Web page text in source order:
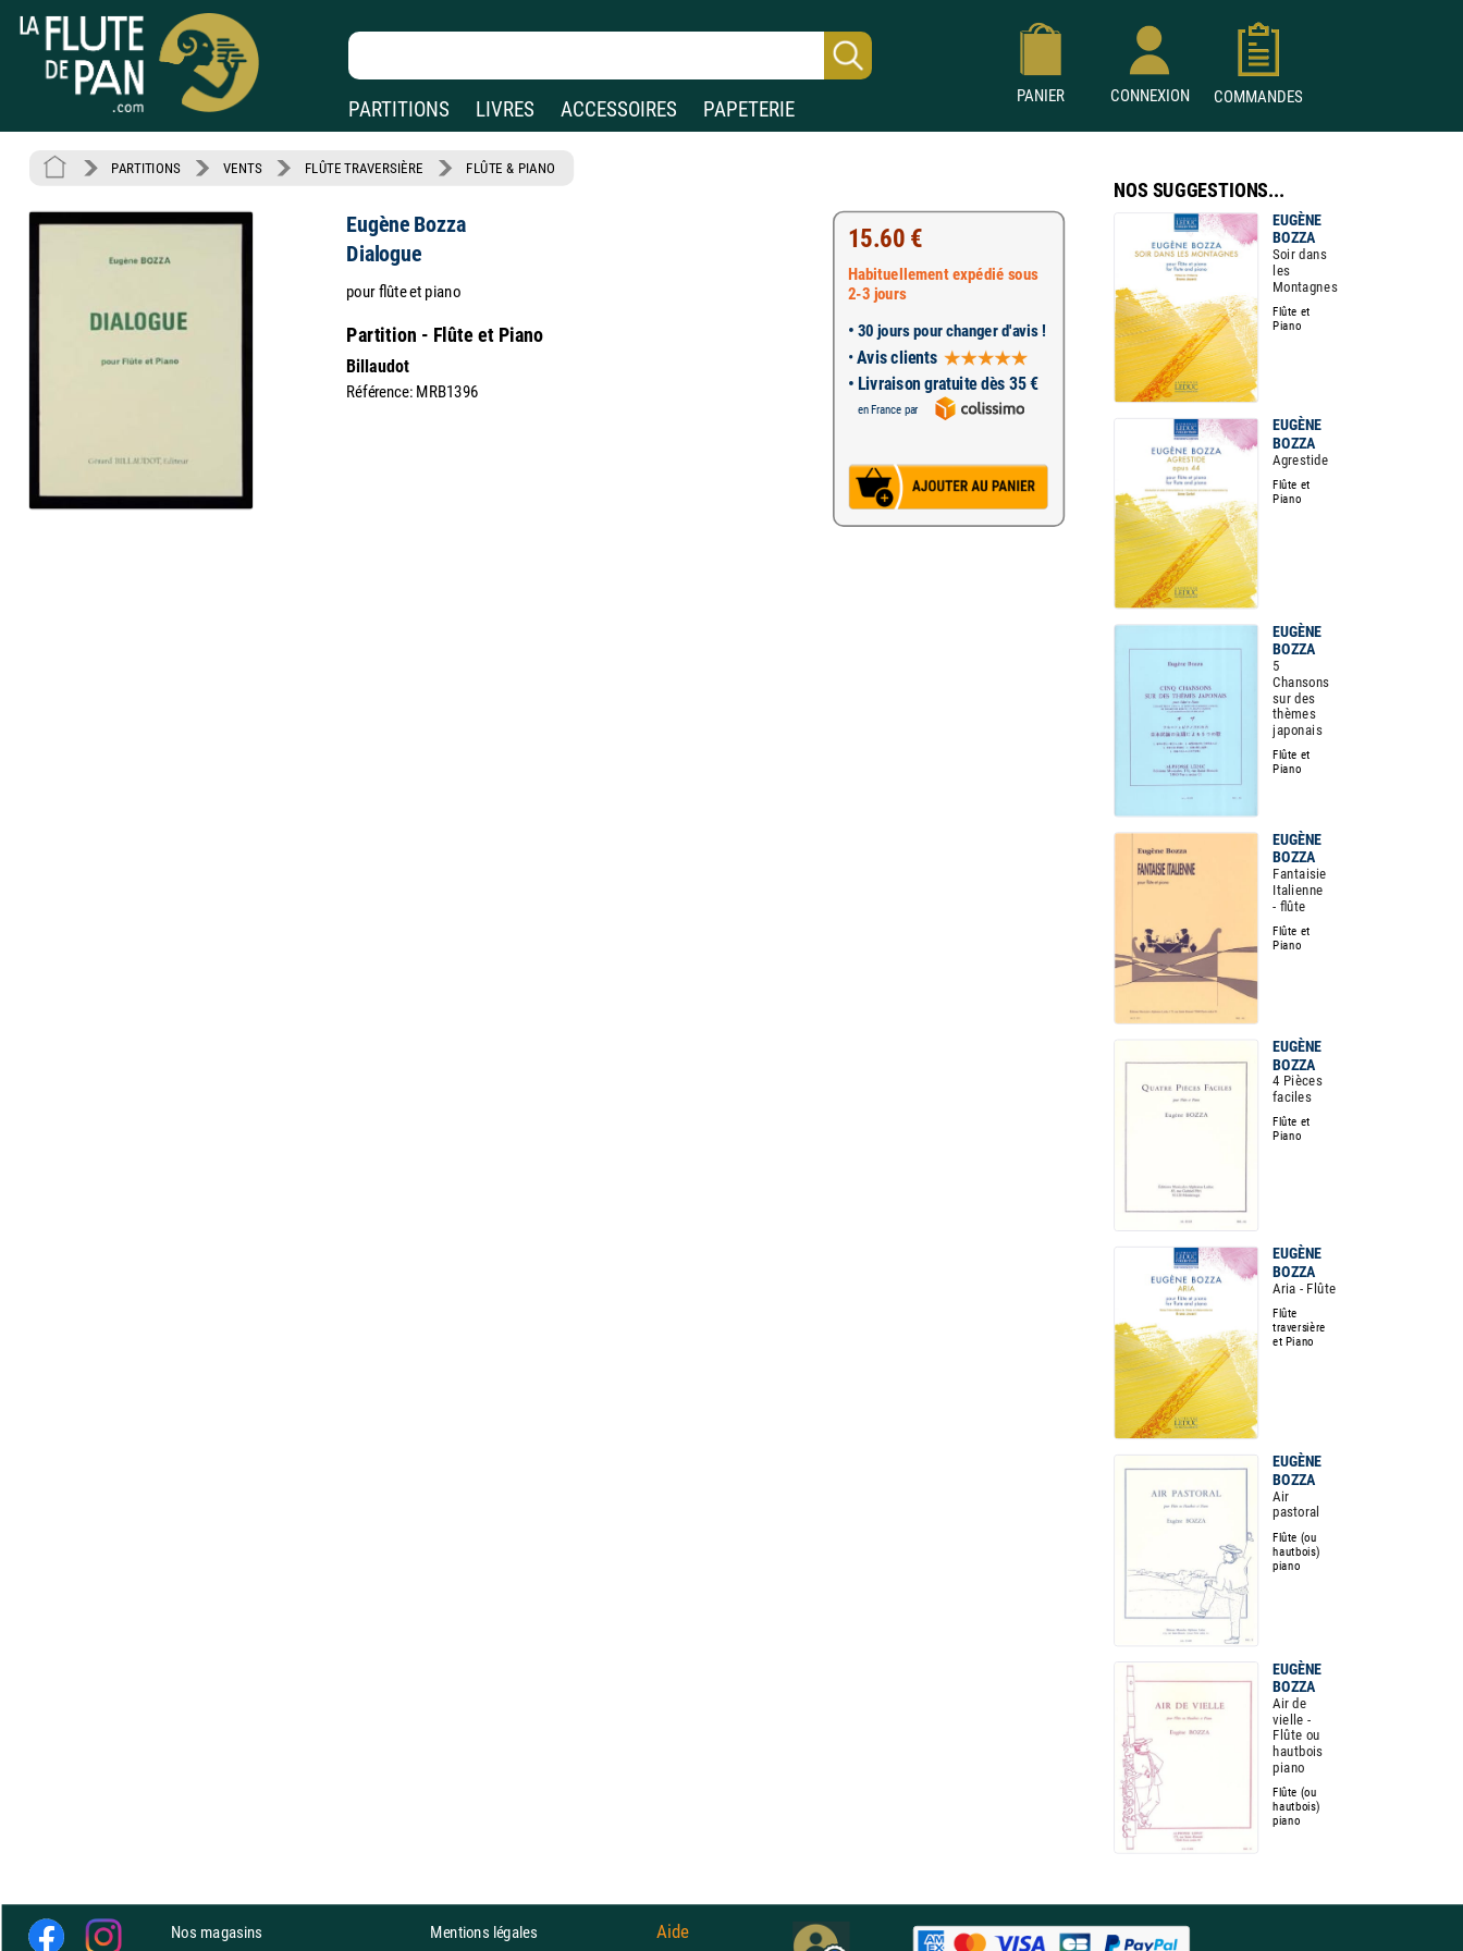
PARTITIONS LIVRES ACCESSOIRES PAPETERIE
PANIER CONNEXION COMMANDES
PARTITIONS VENTS FLÛTE TRAVERSIÈRE FLÛTE & PIANO
Eugène Bozza
Dialogue
pour flûte et piano
Partition - Flûte et Piano
Billaudot
Référence: MRB1396
15.60 €
Habituellement expédié sous
2-3 jours
• 30 jours pour changer d'avis !
•Avis clients
• Livraison gratuite dès 35 €
en France par
NOS SUGGESTIONS...
EUGÈNE
BOZZA
Soir dans
les
Montagnes
Flûte et
Piano
EUGÈNE
BOZZA
Agrestide
Flûte et
Piano
EUGÈNE
BOZZA
5
Chansons
sur des
thèmes
japonais
Flûte et
Piano
EUGÈNE
BOZZA
Fantaisie
Italienne
- flûte
Flûte et
Piano
EUGÈNE
BOZZA
4 Pièces
faciles
Flûte et
Piano
EUGÈNE
BOZZA
Aria - Flûte
Flûte
traversière
et Piano
EUGÈNE
BOZZA
Air
pastoral
Flûte (ou
hautbois)
piano
EUGÈNE
BOZZA
Air de
vielle -
Flûte ou
hautbois
piano
Flûte (ou
hautbois)
piano
Nos magasins
Mentions légales
Aide